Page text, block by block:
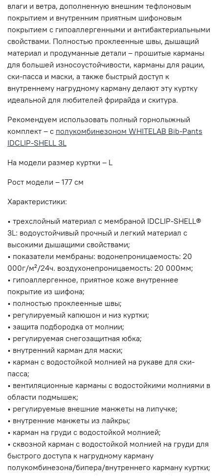
влаги и ветра, дополненную внешним тефлоновым
покрытием и внутренним приятным шифоновым
покрытием с гипоаллергенными и антибактериальными
свойствами. Полностью проклеенные швы, дышащий
материал и продуманные детали – прошитые карманы
для большей износоустойчивости, карманы для рации,
ски-пасса и маски, а также быстрый доступ к
внутреннему нагрудному карману делают эту куртку
идеальной для любителей фрирайда и скитура.
Рекомендуем использовать полный горнолыжный
комплект – с полукомбинезоном WHITELAB Bib-Pants
IDCLIP-SHELL 3L
На модели размер куртки – L
Рост модели – 177 см
Характеристики:
• трехслойный материал с мембраной IDCLIP-SHELL®
3L: водоустойчивый прочный и легкий материал с
высокими дышащими свойствами;
• показатели мембраны: водонепроницаемость: 20
000г/м²/24ч. воздухонепроницаемость: 20 000мм;
• гипоаллергенное, приятное коже внутреннее
покрытие из шифона;
• полностью проклеенные швы;
• регулируемый капюшон и низ куртки;
• защита подбородка от молнии;
• регулируемая снегозащитная юбка;
• внутренний карман для маски;
• карман с водостойкой молнией на рукаве для ски-
пасса;
• вентиляционные карманы с водостойкими молниями в
области подмышек;
• регулируемые внешние манжеты на липучке;
• внутренние манжеты из лайкры;
• карман на груди с водостойкой молнией;
• сквозной карман с водостойкой молнией на груди для
быстрого доступа к нагрудному карману
полукомбинезона/бипера/внутреннего карману куртки;